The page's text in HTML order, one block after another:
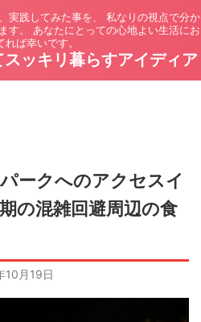
実践してみた事を、 私なりの視点で分か
す。 あなたにとっての心地よい生活にお
れば幸いです。
ッキリ暮らすアイディア
ークへのアクセスイ
の混雑回避周辺の食
10月19日